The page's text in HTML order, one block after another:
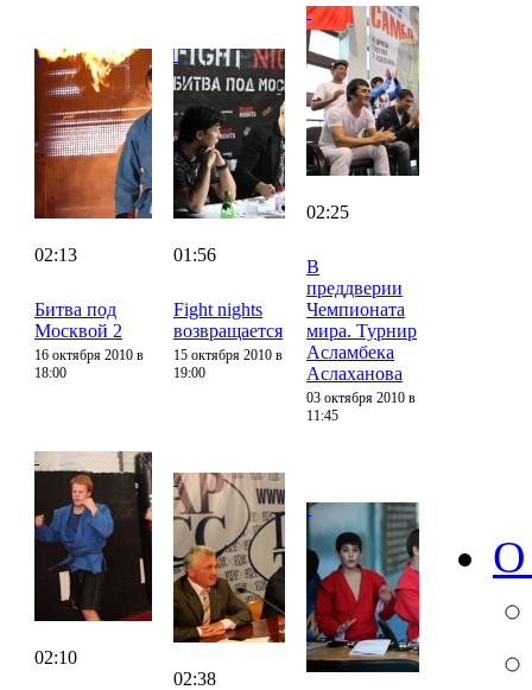
02:13
Битва под
Москвой 2
16 октября 2010 в
18:00
01:56
Fight nights
возвращается
15 октября 2010 в
19:00
02:25
В
преддверии
Чемпионата
мира. Турнир
Асламбека
Аслаханова
03 октября 2010 в
11:45
02:10
02:38
О